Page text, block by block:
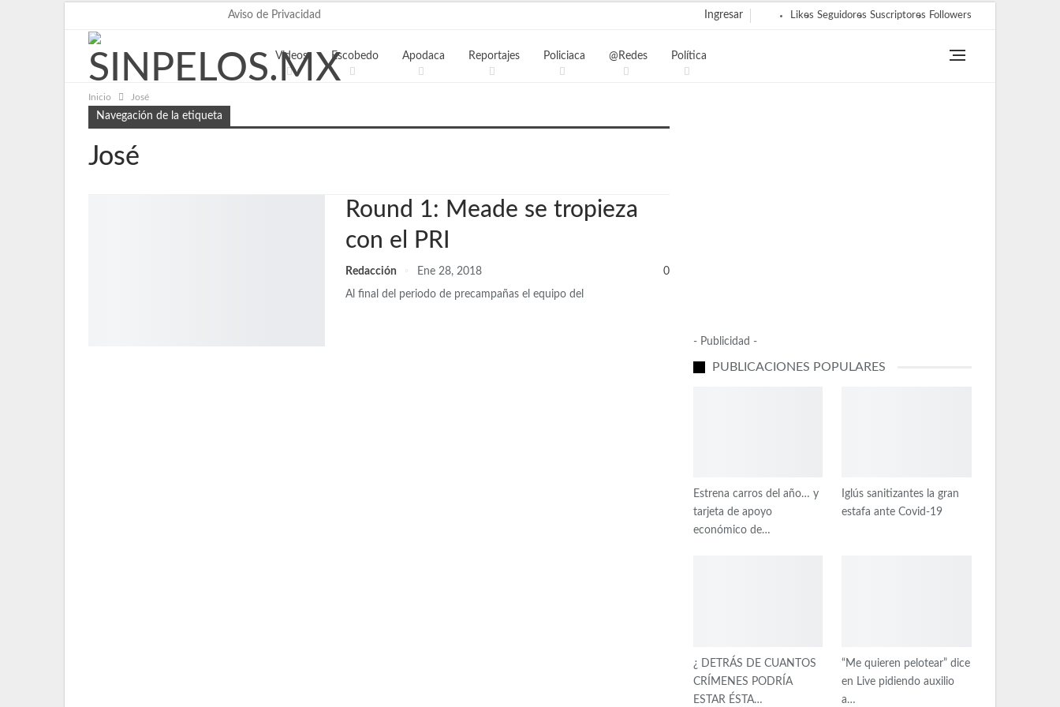
Likes Seguidores Suscriptores Followers
Ingresar
Aviso de Privacidad
Videos Escobedo Apodaca Reportajes Policiaca @Redes Política
Inicio José
Navegación de la etiqueta
José
Round 1: Meade se tropieza
con el PRI
Redacción Ene 28, 2018 0
Al final del periodo de precampañas el equipo del
- Publicidad -
PUBLICACIONES POPULARES
Estrena carros del año… y
tarjeta de apoyo
económico de…
Iglús sanitizantes la gran
estafa ante Covid-19
¿ DETRÁS DE CUANTOS
CRÍMENES PODRÍA
ESTAR ÉSTA…
“Me quieren pelotear” dice
en Live pidiendo auxilio
a…